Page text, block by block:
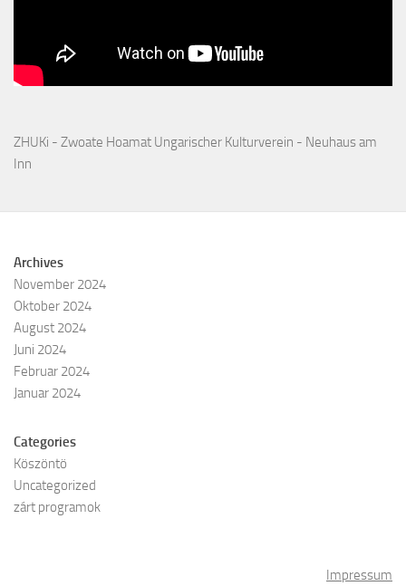
ZHUKi - Zwoate Hoamat Ungarischer Kulturverein - Neuhaus am
Inn
Archives
November 2024
Oktober 2024
August 2024
Juni 2024
Februar 2024
Januar 2024
Categories
Köszöntö
Uncategorized
zárt programok
Impressum